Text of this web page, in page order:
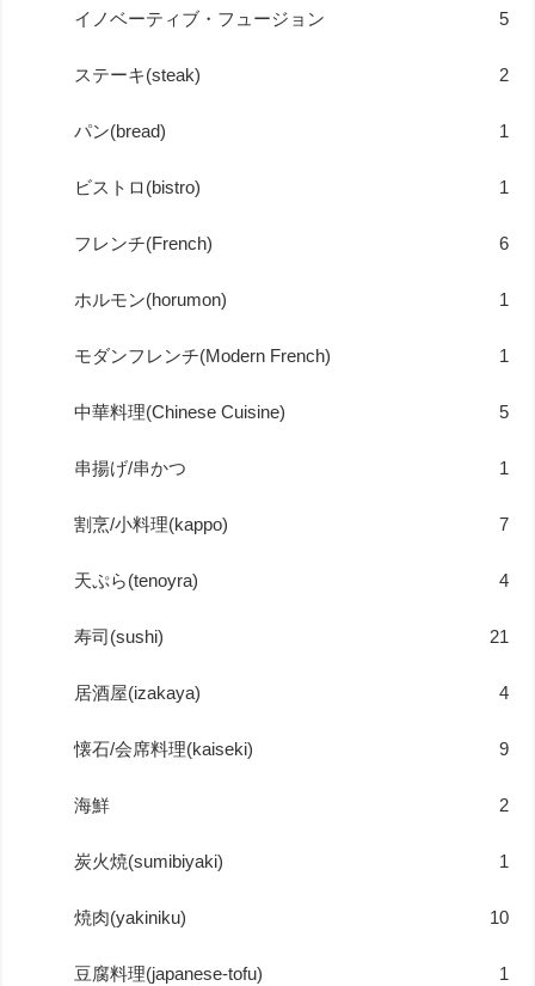
イノベーティブ・フュージョン 5
ステーキ(steak) 2
パン(bread) 1
ビストロ(bistro) 1
フレンチ(French) 6
ホルモン(horumon) 1
モダンフレンチ(Modern French) 1
中華料理(Chinese Cuisine) 5
串揚げ/串かつ 1
割烹/小料理(kappo) 7
天ぷら(tenoyra) 4
寿司(sushi) 21
居酒屋(izakaya) 4
懐石/会席料理(kaiseki) 9
海鮮 2
炭火焼(sumibiyaki) 1
焼肉(yakiniku) 10
豆腐料理(japanese-tofu) 1